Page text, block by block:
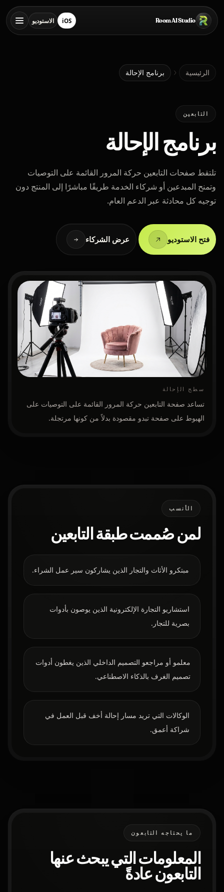
تخطي إلى المحتوى الرئيسي
Room AI Studioالرئيسية iOSتنزيل من App Storeالاستوديوفتح الاستوديو
Room AI Studio
العربية
الرئيسية برنامج الإحالة
التابعين
برنامج الإحالة
تلتقط صفحات التابعين حركة المرور القائمة على التوصيات
وتمنح المبدعين أو شركاء الخدمة طريقًا مباشرًا إلى المنتج دون
توجيه كل محادثة عبر الدعم العام.
فتح الاستوديو عرض الشركاء
سطح الإحالة
تساعد صفحة التابعين حركة المرور القائمة على التوصيات على
الهبوط على صفحة تبدو مقصودة بدلاً من كونها مرتجلة.
الأنسب
لمن صُممت طبقة التابعين
مبتكرو الأثاث والتجار الذين يشاركون سير عمل الشراء.
استشاريو التجارة الإلكترونية الذين يوصون بأدوات
بصرية للتجار.
معلمو أو مراجعو التصميم الداخلي الذين يغطون أدوات
تصميم الغرف بالذكاء الاصطناعي.
الوكالات التي تريد مسار إحالة أخف قبل العمل في
شراكة أعمق.
ما يحتاجه التابعون
المعلومات التي يبحث عنها
التابعون عادةً